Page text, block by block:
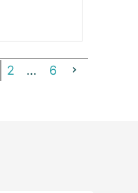
2 … 6